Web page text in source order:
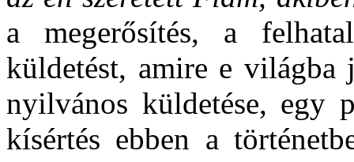
a megerősítés, a
küldetést, amire e világba
nyilvános küldetése, egy
kísértés ebben a